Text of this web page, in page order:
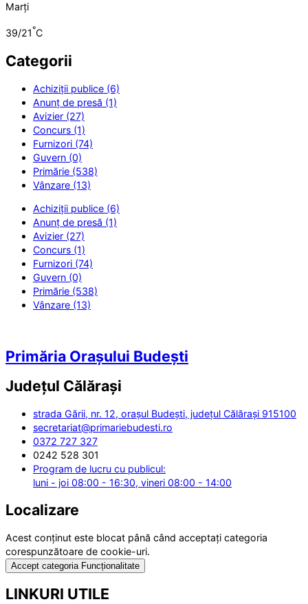
Marți
39/21°C
Categorii
Achiziții publice (6)
Anunț de presă (1)
Avizier (27)
Concurs (1)
Furnizori (74)
Guvern (0)
Primărie (538)
Vânzare (13)
Achiziții publice (6)
Anunț de presă (1)
Avizier (27)
Concurs (1)
Furnizori (74)
Guvern (0)
Primărie (538)
Vânzare (13)
Primăria Orașului Budești
Județul Călărași
strada Gării, nr. 12, orașul Budești, județul Călărași 915100
secretariat@primariebudesti.ro
0372 727 327
0242 528 301
Program de lucru cu publicul:
luni - joi 08:00 - 16:30, vineri 08:00 - 14:00
Localizare
Acest conținut este blocat până când acceptați categoria
corespunzătoare de cookie-uri.
Accept categoria Funcționalitate
LINKURI UTILE